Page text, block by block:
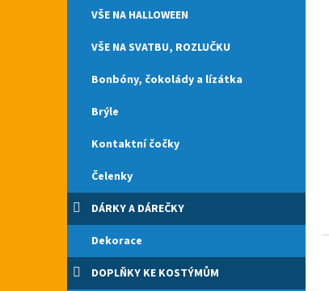
VŠE NA HALLOWEEN
VŠE NA SVATBU, ROZLUČKU
Bonbóny, čokolády a lízátka
Brýle
Kontaktní čočky
Čelenky
DÁRKY A DÁREČKY
Dekorace
DOPLŇKY KE KOSTÝMŮM